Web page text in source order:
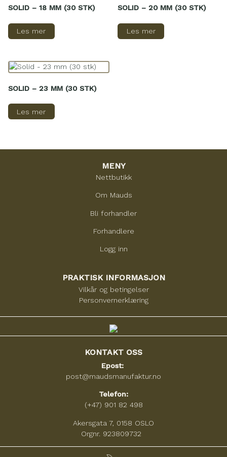
SOLID – 18 MM (30 STK)
Les mer
SOLID – 20 MM (30 STK)
Les mer
SOLID – 23 MM (30 STK)
Les mer
MENY
Nettbutikk
Om Mauds
Bli forhandler
Forhandlere
Logg inn
PRAKTISK INFORMASJON
Vilkår og betingelser
Personvernerklæring
KONTAKT OSS
Epost:
post@maudsmanufaktur.no
Telefon:
(+47) 901 82 498
Akersgata 7, 0158 OSLO
Orgnr. 923809732